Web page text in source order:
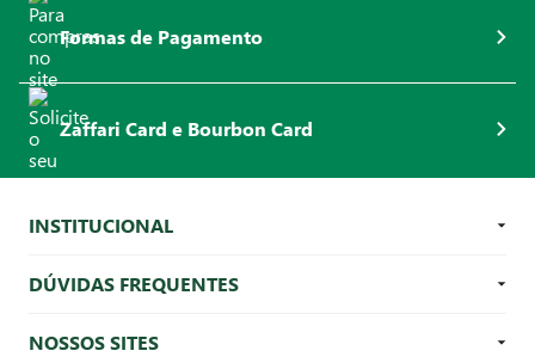
Formas de Pagamento
Zaffari Card e Bourbon Card
INSTITUCIONAL
DÚVIDAS FREQUENTES
NOSSOS SITES